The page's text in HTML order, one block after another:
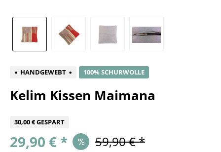
HANDGEWEBT 100% SCHURWOLLE
Kelim Kissen Maimana
30,00 € GESPART
29,90 € * 59,90 € *